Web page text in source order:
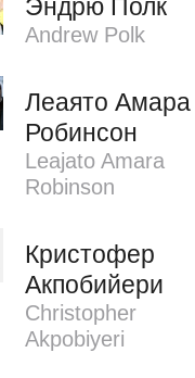
Эндрю Полк
Andrew Polk
Леаято Амара
Робинсон
Leajato Amara
Robinson
Кристофер
Акпобийери
Christopher
Akpobiyeri